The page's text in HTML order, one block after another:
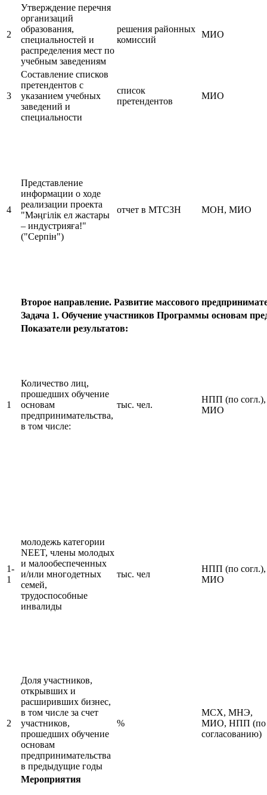
2
Утверждение перечня
организаций
образования,
специальностей и
распределения мест по
учебным заведениям
решения районных
комиссий
МИО
3
Составление списков
претендентов с
указанием учебных
заведений и
специальности
список
претендентов
МИО
4
Представление
информации о ходе
реализации проекта
"Мәңгілік ел жастары
– индустрияға!"
("Серпін")
отчет в МТСЗН МОН, МИО
Второе направление. Развитие массового
Задача 1. Обучение участников Программы основам
Показатели результатов:
1
Количество лиц,
прошедших обучение
основам
предпринимательства,
в том числе:
тыс. чел.
НПП (по согл.),
МИО
1-
1
молодежь категории
NEET, члены молодых
и малообеспеченных
и/или многодетных
семей,
трудоспособные
инвалиды
тыс. чел
НПП (по согл.),
МИО
2
Доля участников,
открывших и
расширивших бизнес,
в том числе за счет
участников,
прошедших обучение
основам
предпринимательства
в предыдущие годы
%
МСХ, МНЭ,
МИО, НПП (по
согласованию)
Мероприятия